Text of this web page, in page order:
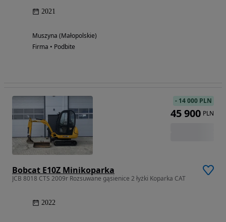
2021
Muszyna (Małopolskie)
Firma • Podbite
Bobcat E10Z Minikoparka
JCB 8018 CTS 2009r Rozsuwane gąsienice 2 łyżki Koparka CAT
2022
- 14 000 PLN
45 900 PLN